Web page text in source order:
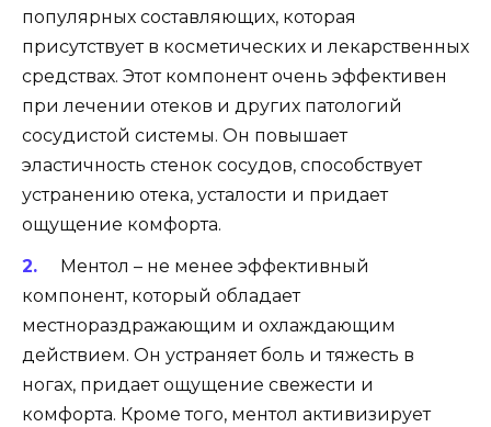
популярных составляющих, которая
присутствует в косметических и лекарственных
средствах. Этот компонент очень эффективен
при лечении отеков и других патологий
сосудистой системы. Он повышает
эластичность стенок сосудов, способствует
устранению отека, усталости и придает
ощущение комфорта.
Ментол – не менее эффективный
компонент, который обладает
местнораздражающим и охлаждающим
действием. Он устраняет боль и тяжесть в
ногах, придает ощущение свежести и
комфорта. Кроме того, ментол активизирует